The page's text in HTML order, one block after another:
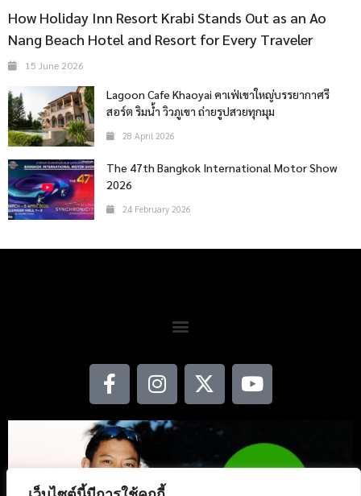
How Holiday Inn Resort Krabi Stands Out as an Ao
Nang Beach Hotel and Resort for Every Traveler
15 June 2026
Lagoon Cafe Khaoyai คาเฟ่เขาใหญ่บรรยากาศรี
สอร์ต ริมน้ำ วิวภูเขา ถ่ายรูปสวยทุกมุม
28 April 2026
The 47th Bangkok International Motor Show
2026
24 February 2026